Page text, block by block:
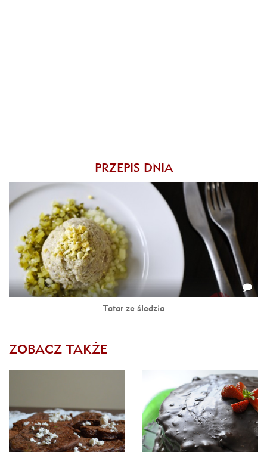
PRZEPIS DNIA
Tatar ze śledzia
ZOBACZ TAKŻE